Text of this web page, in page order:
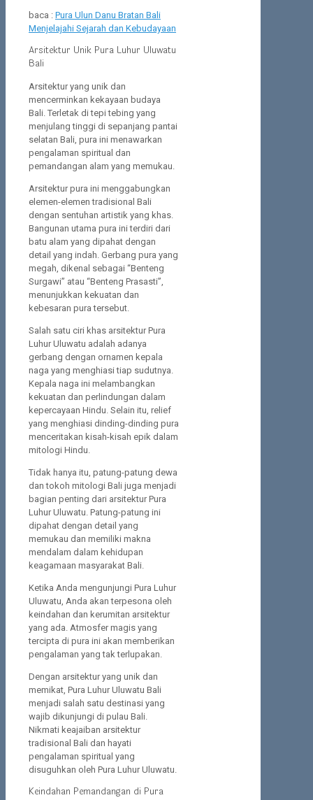
baca : Pura Ulun Danu Bratan Bali
Menjelajahi Sejarah dan Kebudayaan
Arsitektur Unik Pura Luhur Uluwatu
Bali
Arsitektur yang unik dan
mencerminkan kekayaan budaya
Bali. Terletak di tepi tebing yang
menjulang tinggi di sepanjang pantai
selatan Bali, pura ini menawarkan
pengalaman spiritual dan
pemandangan alam yang memukau.
Arsitektur pura ini menggabungkan
elemen-elemen tradisional Bali
dengan sentuhan artistik yang khas.
Bangunan utama pura ini terdiri dari
batu alam yang dipahat dengan
detail yang indah. Gerbang pura yang
megah, dikenal sebagai “Benteng
Surgawi” atau “Benteng Prasasti”,
menunjukkan kekuatan dan
kebesaran pura tersebut.
Salah satu ciri khas arsitektur Pura
Luhur Uluwatu adalah adanya
gerbang dengan ornamen kepala
naga yang menghiasi tiap sudutnya.
Kepala naga ini melambangkan
kekuatan dan perlindungan dalam
kepercayaan Hindu. Selain itu, relief
yang menghiasi dinding-dinding pura
menceritakan kisah-kisah epik dalam
mitologi Hindu.
Tidak hanya itu, patung-patung dewa
dan tokoh mitologi Bali juga menjadi
bagian penting dari arsitektur Pura
Luhur Uluwatu. Patung-patung ini
dipahat dengan detail yang
memukau dan memiliki makna
mendalam dalam kehidupan
keagamaan masyarakat Bali.
Ketika Anda mengunjungi Pura Luhur
Uluwatu, Anda akan terpesona oleh
keindahan dan kerumitan arsitektur
yang ada. Atmosfer magis yang
tercipta di pura ini akan memberikan
pengalaman yang tak terlupakan.
Dengan arsitektur yang unik dan
memikat, Pura Luhur Uluwatu Bali
menjadi salah satu destinasi yang
wajib dikunjungi di pulau Bali.
Nikmati keajaiban arsitektur
tradisional Bali dan hayati
pengalaman spiritual yang
disuguhkan oleh Pura Luhur Uluwatu.
Keindahan Pemandangan di Pura